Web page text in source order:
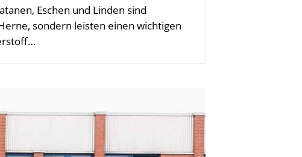
Eschen und Linden sind
sondern leisten einen wichtigen